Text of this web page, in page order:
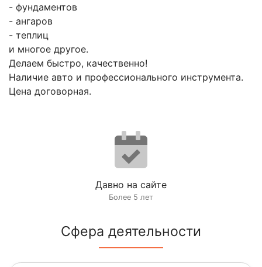
- фундаментов
- ангаров
- теплиц
и многое другое.
Делаем быстро, качественно!
Наличие авто и профессионального инструмента.
Цена договорная.
Давно на сайте
Более 5 лет
Сфера деятельности